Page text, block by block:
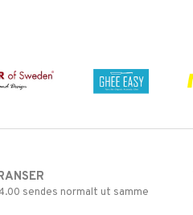
sendes normalt ut samme